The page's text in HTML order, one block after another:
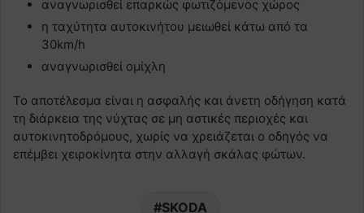
αναγνωρισθεί επαρκώς φωτιζόμενος χώρος
η ταχύτητα αυτοκινήτου μειωθεί κάτω από τα
30km/h
αναγνωρισθεί ομίχλη
Το αποτέλεσμα είναι η ασφαλής και άνετη οδήγηση κατά
τη διάρκεια της νύχτας σε μη αστικές περιοχές και
αυτοκινητοδρόμους, χωρίς να χρειάζεται ο οδηγός να
επέμβει χειροκίνητα στην αλλαγή σκάλας φώτων.
SKODA